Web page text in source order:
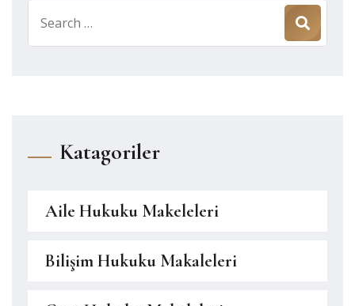
for:
Katagoriler
Aile Hukuku Makeleleri
Bilişim Hukuku Makaleleri